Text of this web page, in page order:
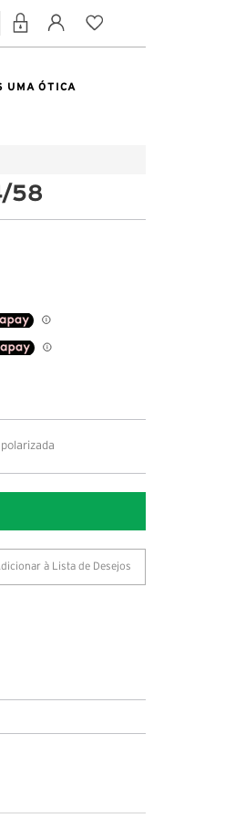
UMA ÓTICA
58
à Lista de Desejos